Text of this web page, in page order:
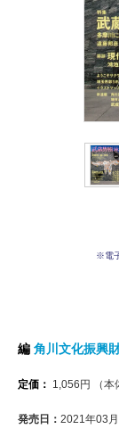
※電
編 角川文化振興
定価： 1,056 円 （本
発売日： 2021年03